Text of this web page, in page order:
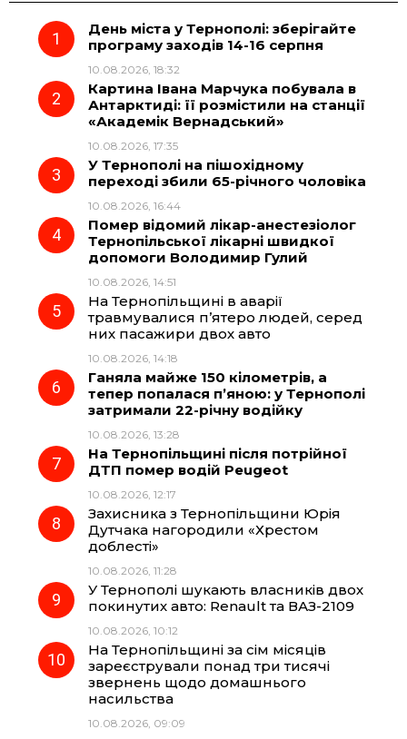
e
o
o
e
g
r
a
m
t
A
p
День міста у Тернополі: зберігайте
програму заходів 14-16 серпня
10.08.2026, 18:32
Картина Івана Марчука побувала в
Антарктиді: її розмістили на станції
«Академік Вернадський»
10.08.2026, 17:35
У Тернополі на пішохідному
переході збили 65-річного чоловіка
10.08.2026, 16:44
Помер відомий лікар-анестезіолог
Тернопільської лікарні швидкої
допомоги Володимир Гулий
10.08.2026, 14:51
На Тернопільщині в аварії
травмувалися п’ятеро людей, серед
них пасажири двох авто
10.08.2026, 14:18
Ганяла майже 150 кілометрів, а
тепер попалася п’яною: у Тернополі
затримали 22-річну водійку
10.08.2026, 13:28
На Тернопільщині після потрійної
ДТП помер водій Peugeot
10.08.2026, 12:17
Захисника з Тернопільщини Юрія
Дутчака нагородили «Хрестом
доблесті»
10.08.2026, 11:28
У Тернополі шукають власників двох
покинутих авто: Renault та ВАЗ-2109
10.08.2026, 10:12
На Тернопільщині за сім місяців
зареєстрували понад три тисячі
звернень щодо домашнього
насильства
10.08.2026, 09:09